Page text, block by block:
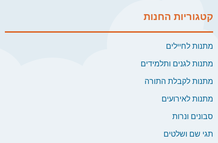
קטגוריות החנות
מתנות לחיילים
מתנות לגנים ותלמידים
מתנות לקבלת התורה
מתנות לאירועים
סבונים ונרות
תגי שם ושלטים